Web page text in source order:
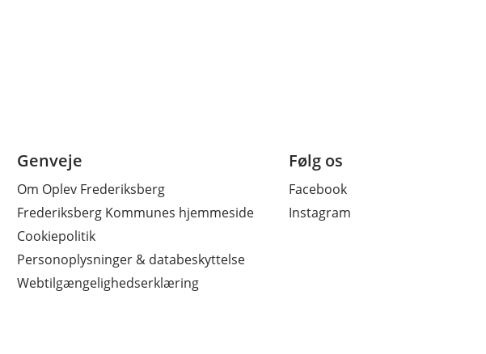
Genveje
Om Oplev Frederiksberg
Frederiksberg Kommunes hjemmeside
Cookiepolitik
Personoplysninger & databeskyttelse
Webtilgængelighedserklæring
Følg os
Facebook
Instagram